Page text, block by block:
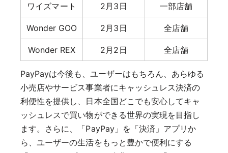
ワイズマート 2月3日 一部店舗
Wonder GOO 2月3日 全店舗
Wonder REX 2月2日 全店舗
PayPayは今後も、ユーザーはもちろん、あらゆる
小売店やサービス事業者にキャッシュレス決済の
利便性を提供し、日本全国どこでも安心してキャ
ッシュレスで買い物ができる世界の実現を目指し
ます。さらに、「PayPay」を「決済」アプリか
ら、ユーザーの生活をもっと豊かで便利にする